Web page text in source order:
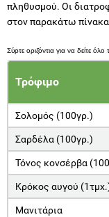
πληθυσμού. Οι
στον παρακάτω
Τρόφιμο
Σολομός (100γρ.)
Σαρδέλα (100γρ.)
Τόνος κονσέρβα
Κρόκος αυγού
Μανιτάρια